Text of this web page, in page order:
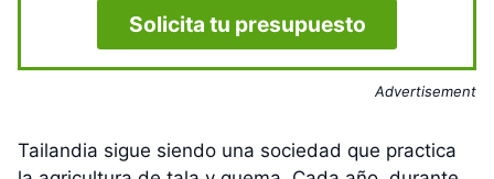
Solicita tu presupuesto
Advertisement
Tailandia sigue siendo una sociedad que practica